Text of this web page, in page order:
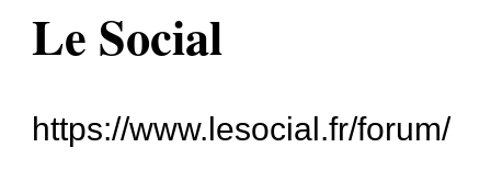
Le Social
https://www.lesocial.fr/forum/